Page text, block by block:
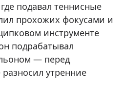
подавал теннисные
прохожих фокусами и
инструменте
подрабатывал
— перед
утренние